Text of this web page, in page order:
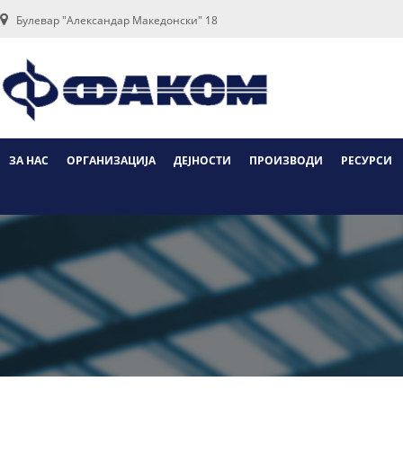
Булевар "Александар Македонски" 18
ЗА НАС ОРГАНИЗАЦИЈА ДЕЈНОСТИ ПРОИЗВОДИ РЕСУРСИ